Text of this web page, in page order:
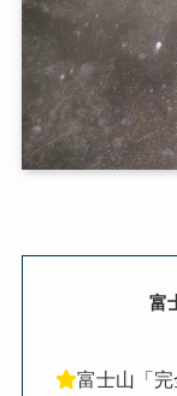
富
富士山「